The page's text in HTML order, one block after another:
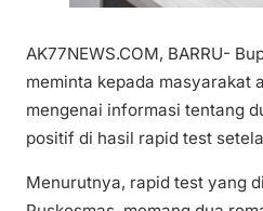
AK77NEWS.COM, BARRU-
meminta kepada masyarakat
mengenai informasi tentang
positif di hasil rapid test
Menurutnya, rapid test yang